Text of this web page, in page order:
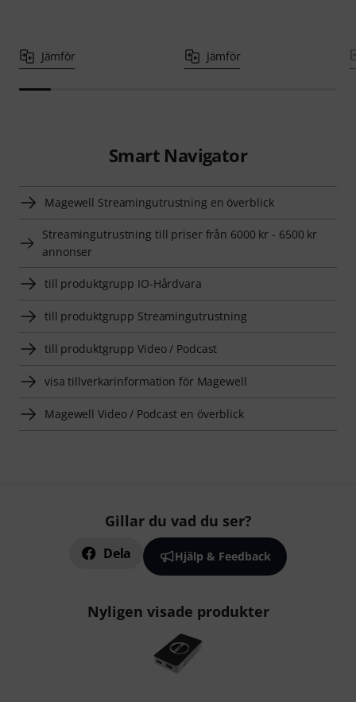
Jämför Jämför
Smart Navigator
Magewell Streamingutrustning en överblick
Streamingutrustning till priser från 6000 kr - 6500 kr
annonser
till produktgrupp IO-Hårdvara
till produktgrupp Streamingutrustning
till produktgrupp Video / Podcast
visa tillverkarinformation för Magewell
Magewell Video / Podcast en överblick
Gillar du vad du ser?
Dela Hjälp & Feedback
Nyligen visade produkter